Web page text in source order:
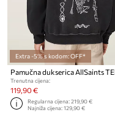
Extra -5% s kodom: OFF*
Trenutna cijena:
119,90 €
Regularna cijena:219,90 €
Najniža cijena:129,90 €